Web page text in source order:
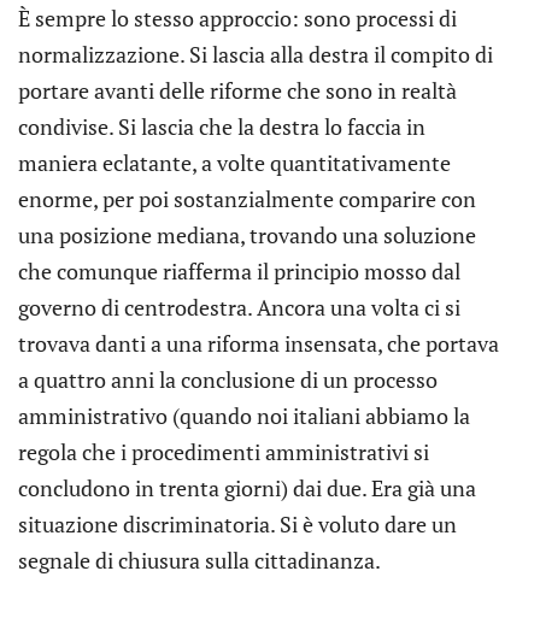
È sempre lo stesso approccio: sono processi di
normalizzazione. Si lascia alla destra il compito di
portare avanti delle riforme che sono in realtà
condivise. Si lascia che la destra lo faccia in
maniera eclatante, a volte quantitativamente
enorme, per poi sostanzialmente comparire con
una posizione mediana, trovando una soluzione
che comunque riafferma il principio mosso dal
governo di centrodestra. Ancora una volta ci si
trovava danti a una riforma insensata, che portava
a quattro anni la conclusione di un processo
amministrativo (quando noi italiani abbiamo la
regola che i procedimenti amministrativi si
concludono in trenta giorni) dai due. Era già una
situazione discriminatoria. Si è voluto dare un
segnale di chiusura sulla cittadinanza.